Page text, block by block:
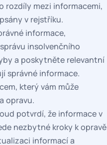
rozdíly mezi informacemi,
v rejstříku.
informace,
insolvenčního
a poskytněte relevantní
správné informace.
který vám může
opravu.
potvrdí, že informace v
nezbytné kroky k opravě
informací a